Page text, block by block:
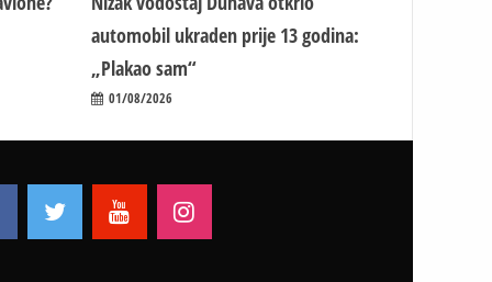
automobil ukraden prije 13 godina:
„Plakao sam“
01/08/2026